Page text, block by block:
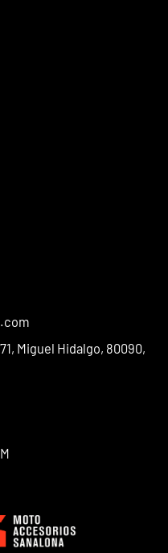
Miguel Hidalgo, 80090,